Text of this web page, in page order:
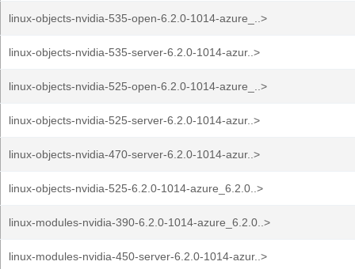
linux-objects-nvidia-535-open-6.2.0-1014-azure_..>
linux-objects-nvidia-535-server-6.2.0-1014-azur..>
linux-objects-nvidia-525-open-6.2.0-1014-azure_..>
linux-objects-nvidia-525-server-6.2.0-1014-azur..>
linux-objects-nvidia-470-server-6.2.0-1014-azur..>
linux-objects-nvidia-525-6.2.0-1014-azure_6.2.0..>
linux-modules-nvidia-390-6.2.0-1014-azure_6.2.0..>
linux-modules-nvidia-450-server-6.2.0-1014-azur..>